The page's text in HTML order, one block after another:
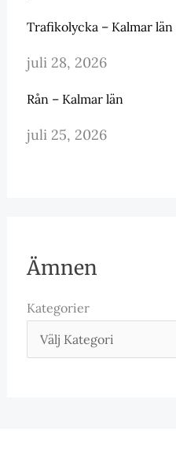
Trafikolycka – Kalmar län
juli 28, 2026
Rån – Kalmar län
juli 25, 2026
Ämnen
Kategorier